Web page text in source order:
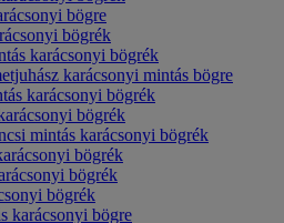
bögre
bögrék
karácsonyi bögrék
karácsonyi mintás bögre
karácsonyi bögrék
bögrék
mintás karácsonyi bögrék
bögrék
bögrék
bögrék
karácsonyi bögre